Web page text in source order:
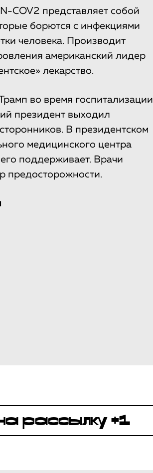
COV2 представляет собой
борются с инфекциями
человека. Производит
американский лидер
лекарство.
во время госпитализации
президент выходил
В президентском
медицинского центра
поддерживает. Врачи
предосторожности.